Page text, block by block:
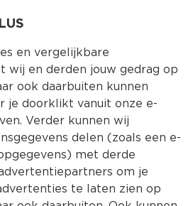
Kies jouw
en vergelijkbare
wij en derden jouw gedrag op
ook daarbuiten kunnen
je doorklikt vanuit onze e-
Verder kunnen wij
delen (zoals een e-
met derde
om je
te laten zien op